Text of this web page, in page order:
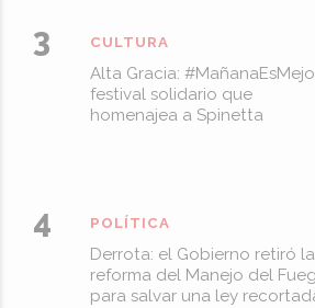
Alta Gracia:
festival solidario que
homenajea a Spinetta
CULTURA
Derrota: el Gobierno retiró la
reforma del Manejo del
para salvar una ley
POLÍTICA